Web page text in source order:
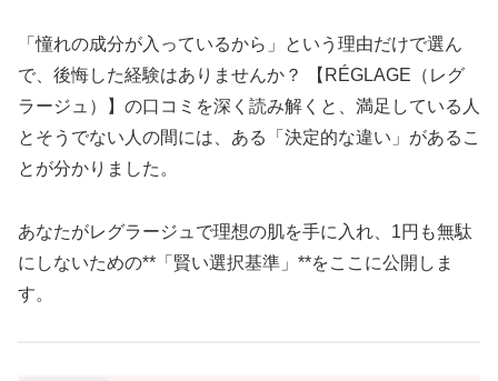
「憧れの成分が入っているから」という理由だけで選ん
で、後悔した経験はありませんか？ 【RÉGLAGE（レグ
ラージュ）】の口コミを深く読み解くと、満足している人
とそうでない人の間には、ある「決定的な違い」があるこ
とが分かりました。
あなたがレグラージュで理想の肌を手に入れ、1円も無駄
にしないための**「賢い選択基準」**をここに公開しま
す。